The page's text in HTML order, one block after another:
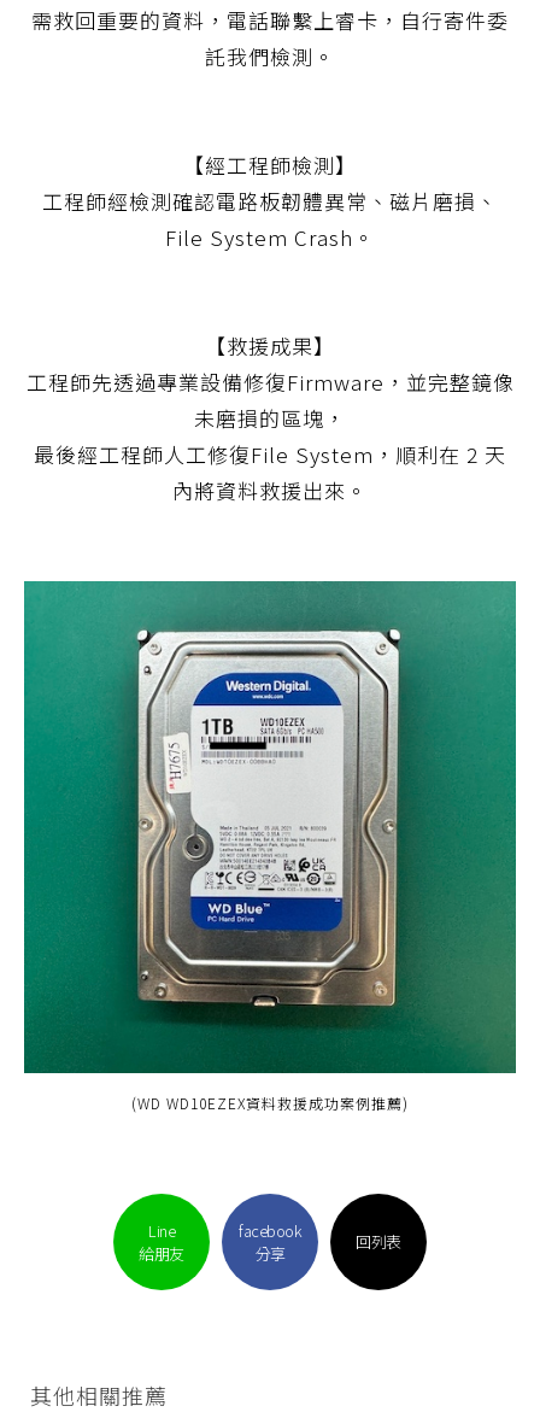
需救回重要的資料，電話聯繫上睿卡，自行寄件委
託我們檢測。
【經工程師檢測】
工程師經檢測確認電路板韌體異常、磁片磨損、
File System Crash。
【救援成果】
工程師先透過專業設備修復Firmware，並完整鏡像
未磨損的區塊，
最後經工程師人工修復File System，順利在 2 天
內將資料救援出來。
(WD WD10EZEX資料救援成功案例推薦)
Line
給朋友
facebook
分享
回列表
其他相關推薦